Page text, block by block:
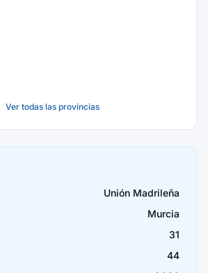
Ver todas las provincias
Unión Madrileña
Murcia
31
44